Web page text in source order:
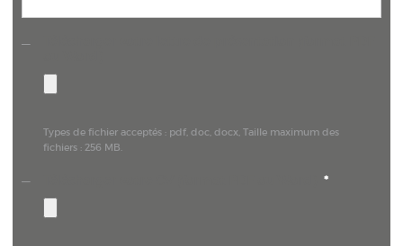
Types de fichier acceptés : pdf, doc, docx, Taille maximum des
fichiers : 256 MB.
*